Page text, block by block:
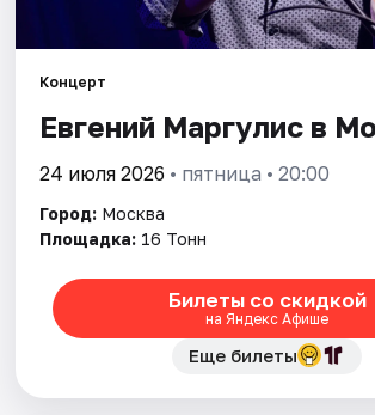
Площадки
Артисты
Рейтинги
Концерт
Евгений Маргулис в
24 июля 2026 • пятница • 20:00
Город: Москва
Площадка: 16 Тонн
Билеты со скидкой
на Яндекс Афише
Еще билеты